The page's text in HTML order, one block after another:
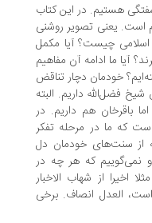
در این کتاب
تصویر روشنی
چیست؟ آیا مکمل
ادامه آن مفاهیم
دچار تناقض
داریم. البته
هم داریم. در
در مرحله تفکر
خودمان دل
که هر چه در
از شهاب الاخبار
انصاف. برخی